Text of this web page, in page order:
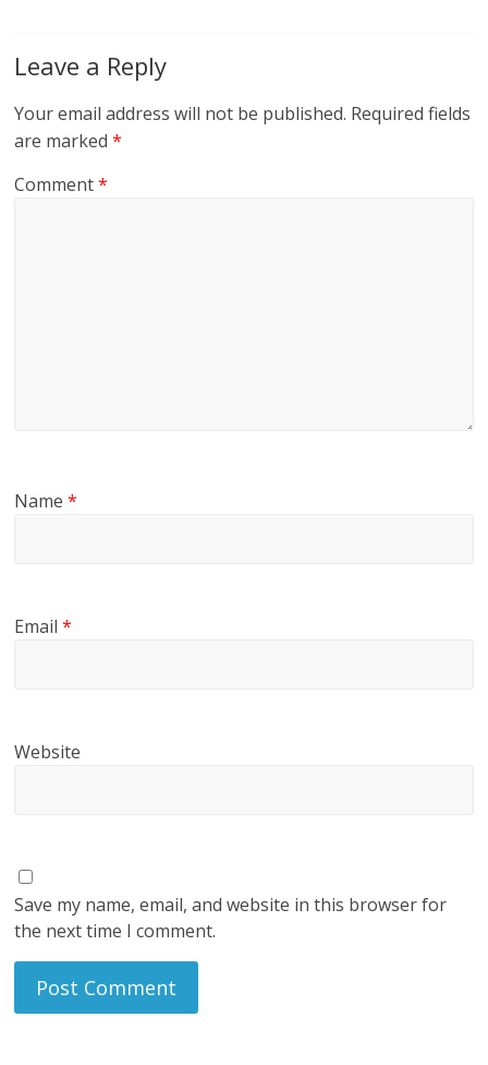
Leave a Reply
Your email address will not be published. Required fields
are marked*
Comment*
Name*
Email*
Website
Save my name, email, and website in this browser for
the next time I comment.